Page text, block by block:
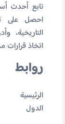
تابع أحدث
احصل على
التاريخية،
اتخاذ
روابط
الرئيسية
الدول